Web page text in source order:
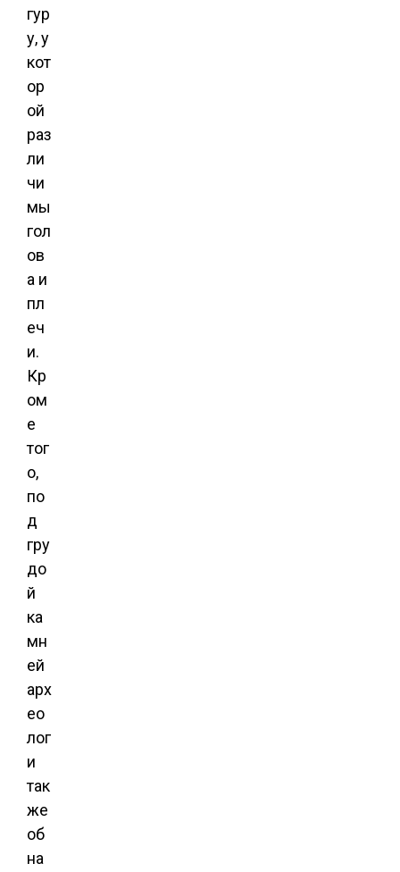
гур
у, у
кот
ор
ой
раз
ли
чи
мы
гол
ов
а и
пл
еч
и.
Кр
ом
е
тог
о,
по
д
гру
до
й
ка
мн
ей
арх
ео
лог
и
так
же
об
на